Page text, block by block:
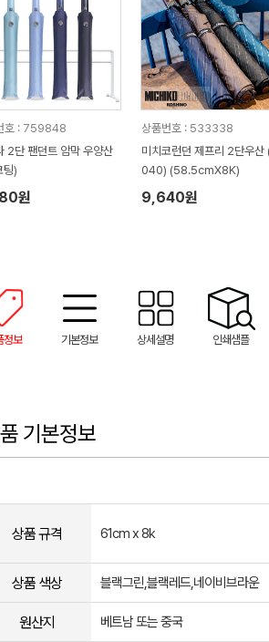
호 : 759848
2단 팬던트 암막 우양산
팅)
원
상품번호 : 533338
미치코런던 제프리 2단우산
040) (58.5cmX8K)
9,640원
정보 기본정보 상세설명 인쇄샘플
기본정보
상품 규격 61cm x 8k
상품 색상 블랙그린,블랙레드,네이비브라운
원산지 베트남 또는 중국